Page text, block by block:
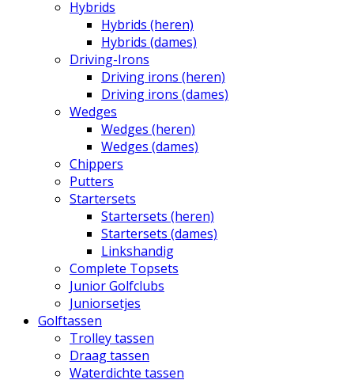
Hybrids
Hybrids (heren)
Hybrids (dames)
Driving-Irons
Driving irons (heren)
Driving irons (dames)
Wedges
Wedges (heren)
Wedges (dames)
Chippers
Putters
Startersets
Startersets (heren)
Startersets (dames)
Linkshandig
Complete Topsets
Junior Golfclubs
Juniorsetjes
Golftassen
Trolley tassen
Draag tassen
Waterdichte tassen